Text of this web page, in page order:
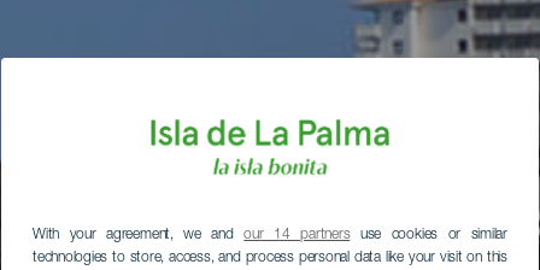
With your agreement, we andour 14 partnersuse cookies or similar
technologies to store, access, and process personal data like your visit on this